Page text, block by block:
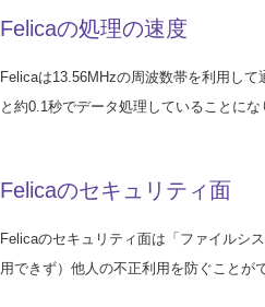
Felicaの処理の速度
Felicaは13.56MHzの周波数帯を利用し
と約0.1秒でデータ処理していることに
Felicaのセキュリティ面
Felicaのセキュリティ面は「ファイルシ
用できず）他人の不正利用を防ぐことが